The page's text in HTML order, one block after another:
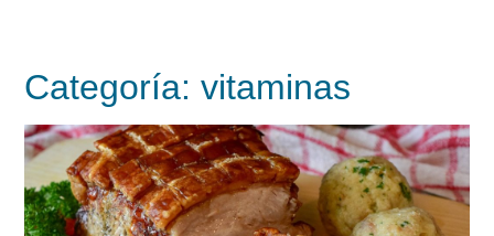
Categoría: vitaminas